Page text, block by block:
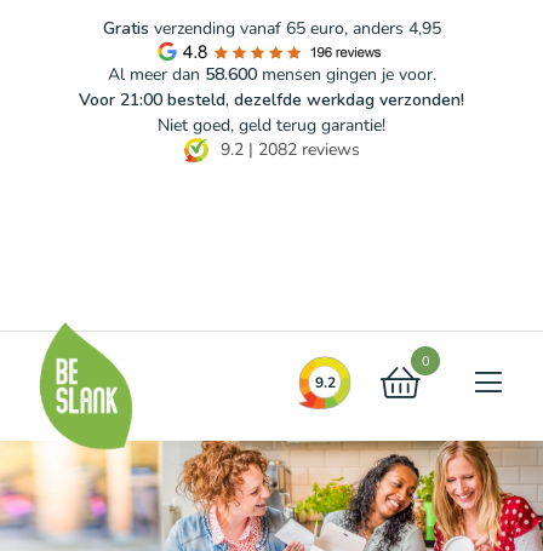
Gratis verzending vanaf 65 euro, anders 4,95
Al meer dan 58.600 mensen gingen je voor.
Voor 21:00 besteld, dezelfde werkdag verzonden!
Niet goed, geld terug garantie!
9.2| 2082reviews
9.2
0